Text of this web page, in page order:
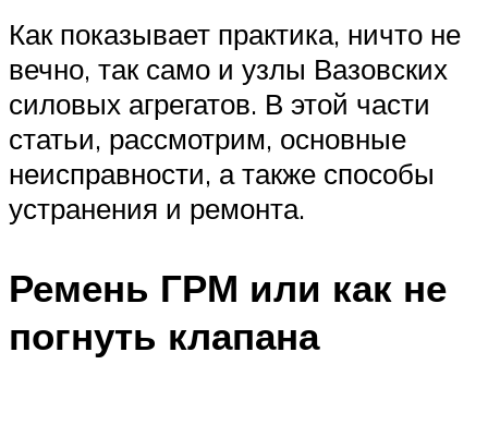
Как показывает практика, ничто не
вечно, так само и узлы Вазовских
силовых агрегатов. В этой части
статьи, рассмотрим, основные
неисправности, а также способы
устранения и ремонта.
Ремень ГРМ или как не
погнуть клапана